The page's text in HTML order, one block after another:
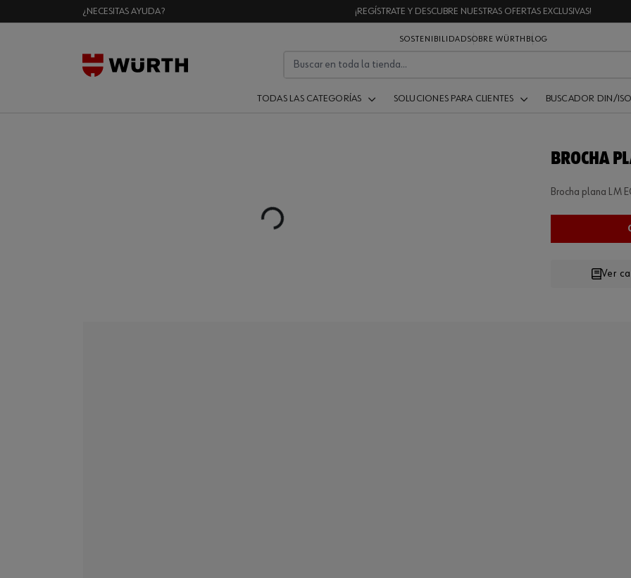
¿NECESITAS AYUDA? ¡REGÍSTRATE Y DESCUBRE NUESTRAS OFERTAS EXCLUSIVAS!
SOSTENIBILIDADSOBRE WÜRTH BLOG
TODAS LAS CATEGORÍAS SOLUCIONES PARA CLIENTES BUSCADOR DIN/ISO
Loading...
BROCHA
Brocha plana LM
Ver